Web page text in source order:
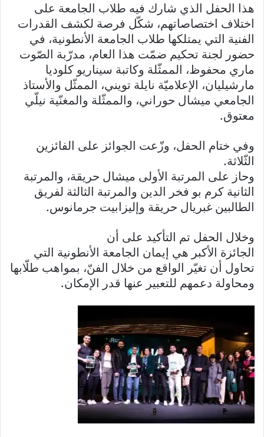
هذا الحفل الذي شارك فيه طلاب الجامعة على
اختلاف اختصاصاتهم، شكّل فرصة لكشف القدرات
الفنية التي يمتلكها طلاب الجامعة الأنطونية، في
حضور لجنة تحكيم ضمّت هذا العام، مدرّبة الصّوت
ماري محفوظ، الممثّلة وكاتبة سيناريو كلوديا
مارشيليان، الإعلاميّة نايلة تويني، الممثّل والأستاذ
الجامعي ميشال حوراني، والممثّلة والمغنّية نيلّي
معتوق.
وفي ختام الحفل، وزّعت الجوائز على الفائزين
الثّلاثة.
وحاز على المرتبة الأولى ميشال حريقة، والمرتبة
الثانية كرم بو فخر الدين والمرتبة الثالثة لفريق
الطالبين غبريال حريقة وإليزابيت جرمانوس.
وخلال الحفل تم التأكيد على أن
الجائزة الأكبر هي إيمان الجامعة الأنطونية التي
تحاول أن تغيّر الواقع من خلال الفنّ، بمواهب طلّابها
ومحاولة دعمهم للتعبير عنها قدر الإمكان.